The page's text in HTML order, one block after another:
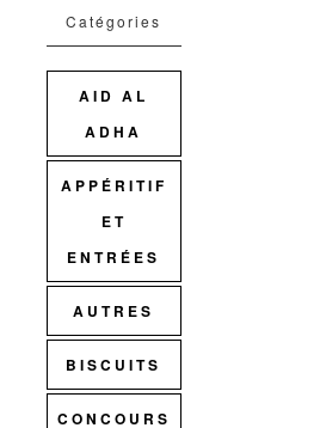
Catégories
AID AL
ADHA
APPÉRITIF
ET
ENTRÉES
AUTRES
BISCUITS
CONCOURS